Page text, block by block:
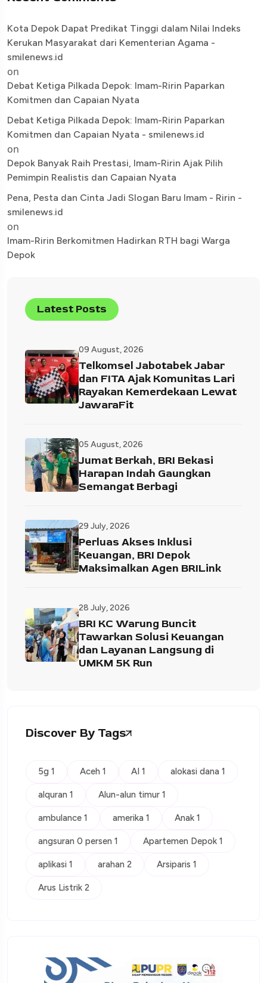
Kota Depok Dapat Predikat Tinggi dalam Nilai Indeks
Kerukan Masyarakat dari Kementerian Agama -
smilenews.id
on
Debat Ketiga Pilkada Depok: Imam-Ririn Paparkan
Komitmen dan Capaian Nyata
Debat Ketiga Pilkada Depok: Imam-Ririn Paparkan
Komitmen dan Capaian Nyata - smilenews.id
on
Depok Banyak Raih Prestasi, Imam-Ririn Ajak Pilih
Pemimpin Realistis dan Capaian Nyata
Pena, Pesta dan Cinta Jadi Slogan Baru Imam - Ririn -
smilenews.id
on
Imam-Ririn Berkomitmen Hadirkan RTH bagi Warga
Depok
Latest Posts
09 August, 2026
Telkomsel Jabotabek Jabar
dan FITA Ajak Komunitas Lari
Rayakan Kemerdekaan Lewat
JawaraFit
05 August, 2026
Jumat Berkah, BRI Bekasi
Harapan Indah Gaungkan
Semangat Berbagi
29 July, 2026
Perluas Akses Inklusi
Keuangan, BRI Depok
Maksimalkan Agen BRILink
28 July, 2026
BRI KC Warung Buncit
Tawarkan Solusi Keuangan
dan Layanan Langsung di
UMKM 5K Run
Discover By Tags
5g 1 Aceh 1 AI 1 alokasi dana 1
alquran 1 Alun-alun timur 1
ambulance 1 amerika 1 Anak 1
angsuran 0 persen 1 Apartemen Depok 1
aplikasi 1 arahan 2 Arsiparis 1
Arus Listrik 2